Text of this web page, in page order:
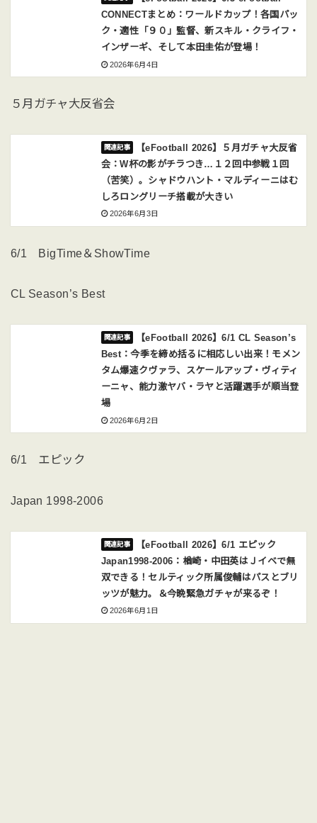
CONNECTまとめ：ワールドカップ！各国パッ
ク・適性「９０」監督、新スキル・クライフ・
インザーギ、そして本田圭佑が登場！
2026年6月4日
５月ガチャ大反省会
【eFootball 2026】５月ガチャ大反省
会：W杯の影がチラつき…１２回中参戦１回
（苦笑）。シャドウハント・マルディーニはむ
しろロングリーチ搭載が大きい
2026年6月3日
6/1 BigTime＆ShowTime
CL Season’s Best
【eFootball 2026】6/1 CL Season’s
Best：今季を締め括るに相応しい出来！モメン
タム爆速クヴァラ、スケールアップ・ヴィティ
ーニャ、能力激ヤバ・ラヤと活躍選手が順当登
場
2026年6月2日
6/1 エピック
Japan 1998-2006
【eFootball 2026】6/1 エピック
Japan1998-2006：楢崎・中田英はＪイベで無
双できる！セルティック所属俊輔はパスとブリ
ッツが魅力。＆今晩緊急ガチャが来るぞ！
2026年6月1日